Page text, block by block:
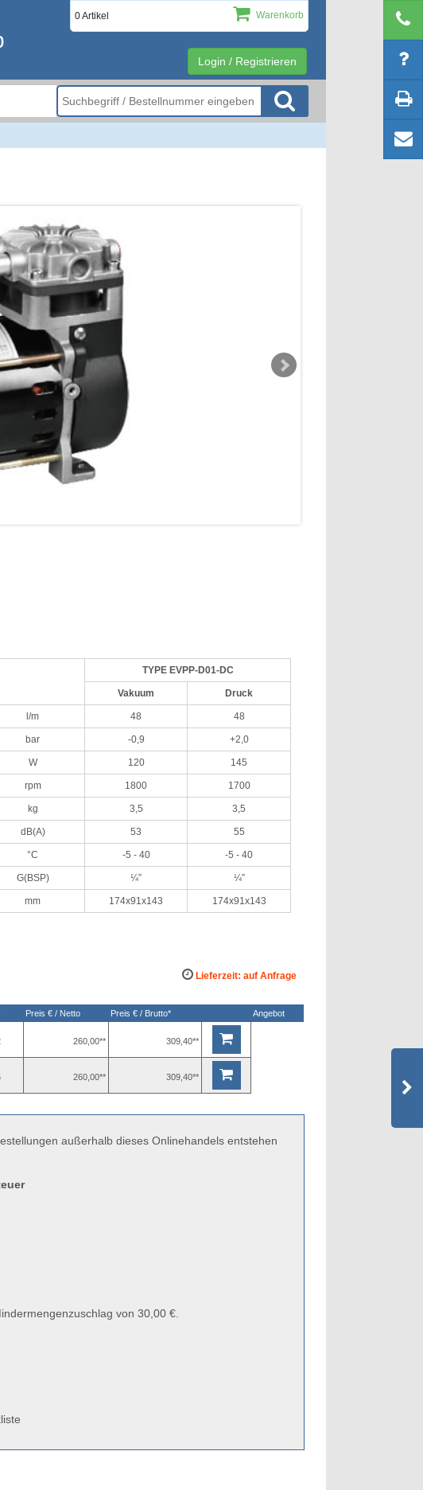
Login / Registrieren
0 Artikel Warenkorb
TYPE EVPP-D01-DC
Vakuum Druck
l/m 48 48
bar -0,9 +2,0
W 120 145
rpm 1800 1700
kg 3,5 3,5
dB(A) 53 55
°C -5 - 40 -5 - 40
G(BSP) ¼” ¼”
mm 174x91x143 174x91x143
Lieferzeit: auf Anfrage
Preis € / Netto Preis € / Brutto* Angebot
260,00** 309,40**
260,00** 309,40**
außerhalb dieses Onlinehandels entstehen
von 30,00 €.